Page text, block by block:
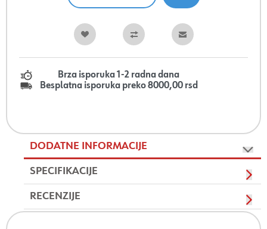
Brza isporuka 1-2 radna dana
Besplatna isporuka preko 8000,00 rsd
DODATNE INFORMACIJE
SPECIFIKACIJE
RECENZIJE